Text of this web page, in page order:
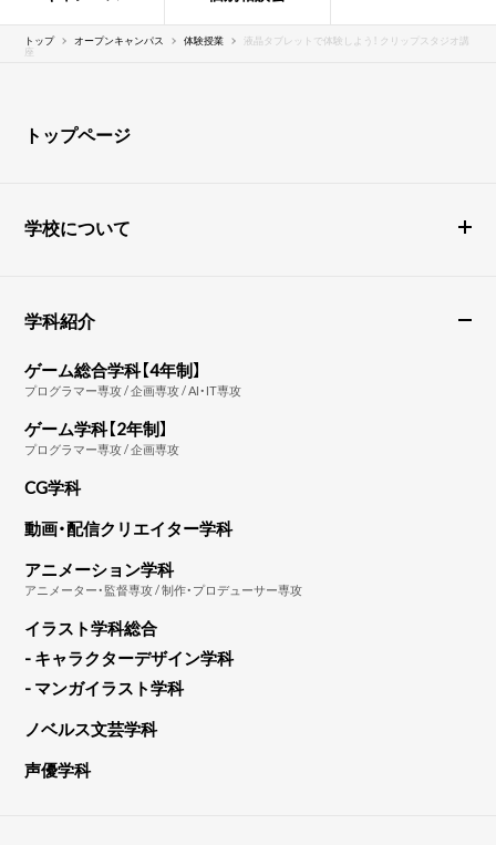
トップ オープンキャンパス 体験授業 液晶タブレットで体験しよう！ クリップスタジオ講
座
トップページ
学校について
学科紹介
ゲーム総合学科【4年制】
プログラマー専攻 / 企画専攻 / AI・IT専攻
ゲーム学科【2年制】
プログラマー専攻 / 企画専攻
CG学科
動画・配信クリエイター学科
アニメーション学科
アニメーター・監督専攻 / 制作・プロデューサー専攻
イラスト学科総合
- キャラクターデザイン学科
- マンガイラスト学科
ノベルス文芸学科
声優学科